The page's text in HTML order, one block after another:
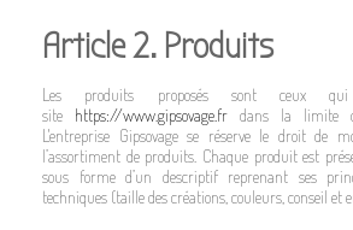
Article 2. Produits
Les produits proposés sont ceux
site https://www.gipsovage.fr dans la limite
L'entreprise Gipsovage se réserve le droit de
l’assortiment de produits. Chaque produit est
sous forme d’un descriptif reprenant ses
techniques (taille des créations, couleurs, conseil et